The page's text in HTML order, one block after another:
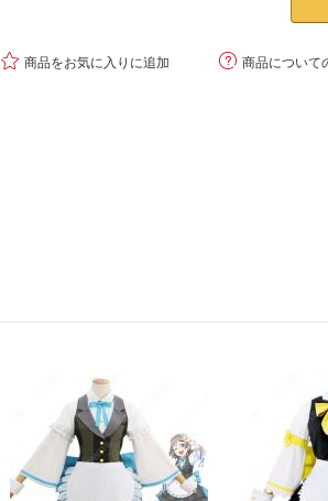
 商品をお気に入りに追加  商品について